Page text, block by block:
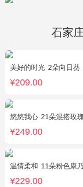
石家
美好的时光 2朵向日葵，4朵香槟玫瑰，2朵碎冰蓝玫瑰，桔梗、
¥209.00
悠悠我心 21朵混搭玫瑰（粉玫瑰+紫玫瑰），
¥249.00
温情柔和 11朵粉色康乃馨，8朵粉玫瑰，
¥229.00